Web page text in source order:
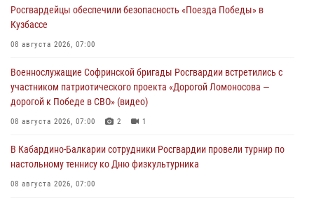
Росгвардейцы обеспечили безопасность «Поезда Победы» в
Кузбассе
08 августа 2026, 07:00
Военнослужащие Софринской бригады Росгвардии встретились с
участником патриотического проекта «Дорогой Ломоносова —
дорогой к Победе в СВО» (видео)
08 августа 2026, 07:00 2 1
В Кабардино-Балкарии сотрудники Росгвардии провели турнир по
настольному теннису ко Дню физкультурника
08 августа 2026, 07:00